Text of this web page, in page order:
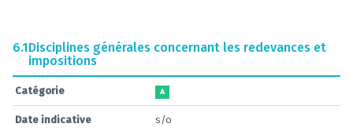
6.1Disciplines générales concernant les redevances et
impositions
Catégorie A
Date indicative s/o